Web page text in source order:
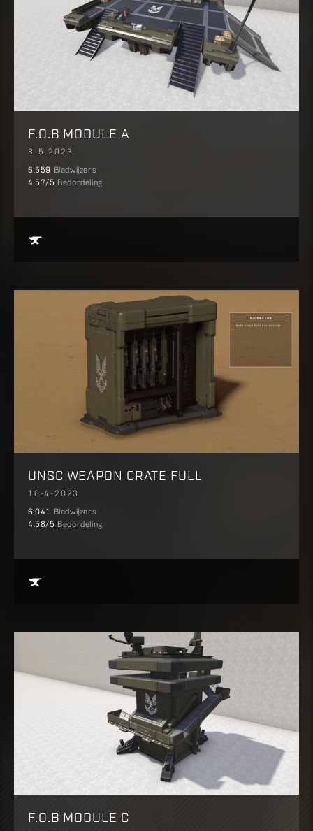
F.O.B MODULE A
8-5-2023
6,559
Bladwijzers
4.57/5 Beoordeling
UNSC WEAPON CRATE FULL
16-4-2023
6,041
Bladwijzers
4.58/5 Beoordeling
F.O.B MODULE C